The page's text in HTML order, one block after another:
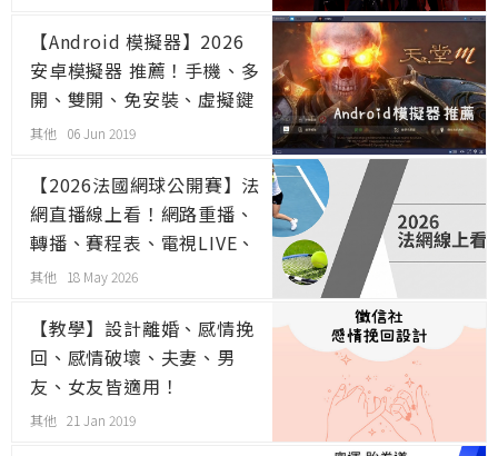
【Android 模擬器】2026
安卓模擬器 推薦！手機、多
開、雙開、免安裝、虛擬鍵
盤、root、ptt
其他 06 Jun 2019
【2026法國網球公開賽】法
網直播線上看！網路重播、
轉播、賽程表、電視LIVE、
資格賽、時間
其他 18 May 2026
【教學】設計離婚、感情挽
回、感情破壞、夫妻、男
友、女友皆適用！
其他 21 Jan 2019